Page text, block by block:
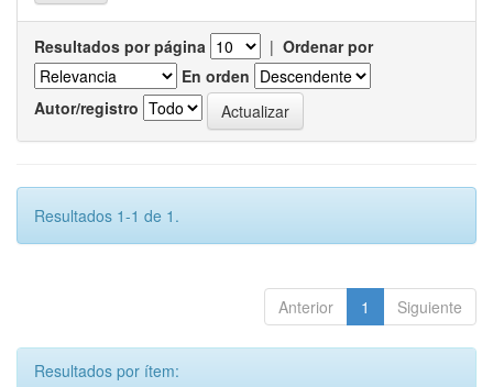
Resultados por página | Ordenar por
En orden
Autor/registro
Resultados 1-1 de 1.
Anterior 1 Siguiente
Resultados por ítem: